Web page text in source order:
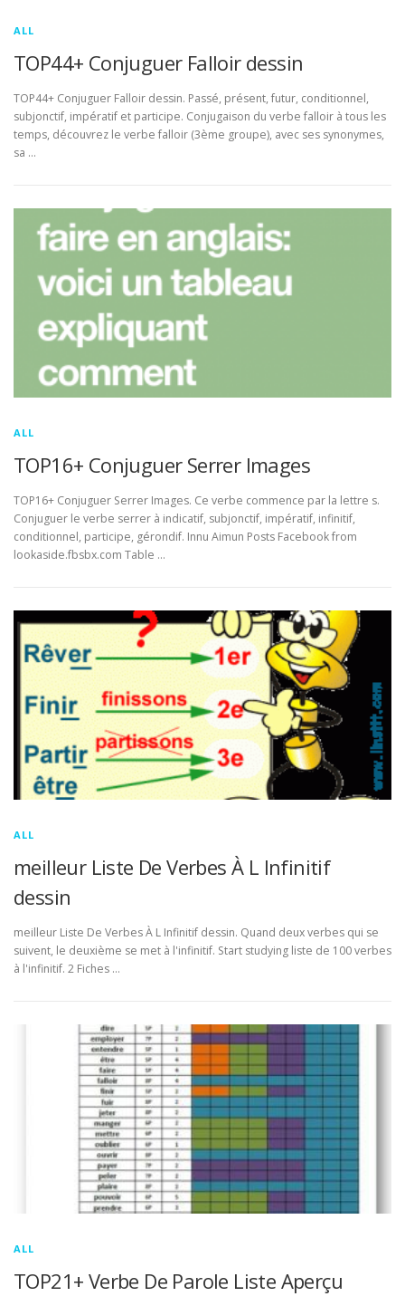
ALL
TOP44+ Conjuguer Falloir dessin
TOP44+ Conjuguer Falloir dessin. Passé, présent, futur, conditionnel,
subjonctif, impératif et participe. Conjugaison du verbe falloir à tous les
temps, découvrez le verbe falloir (3ème groupe), avec ses synonymes,
sa …
ALL
TOP16+ Conjuguer Serrer Images
TOP16+ Conjuguer Serrer Images. Ce verbe commence par la lettre s.
Conjuguer le verbe serrer à indicatif, subjonctif, impératif, infinitif,
conditionnel, participe, gérondif. Innu Aimun Posts Facebook from
lookaside.fbsbx.com Table …
ALL
meilleur Liste De Verbes À L Infinitif
dessin
meilleur Liste De Verbes À L Infinitif dessin. Quand deux verbes qui se
suivent, le deuxième se met à l'infinitif. Start studying liste de 100 verbes
à l'infinitif. 2 Fiches …
ALL
TOP21+ Verbe De Parole Liste Aperçu